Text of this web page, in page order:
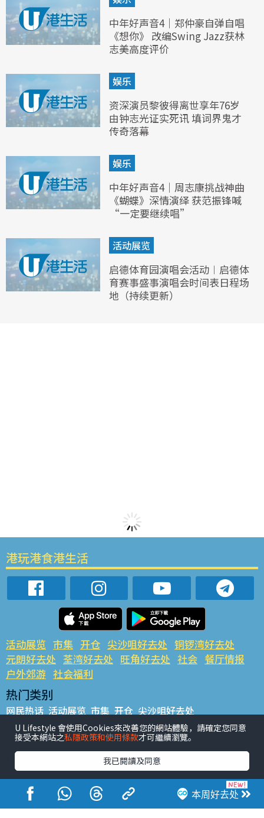
中年好声音4｜郑仲豪自弹自唱
《想你》 改编Swing Jazz获林
志美高度评价
娱乐
资深演员黎彼得离世享年76岁
由钟志光证实死讯 填词界鬼才
传奇落幕
娱乐
中年好声音4｜周志康挑战神曲
《蝴蝶》深情演绎 获范振锋喊
“一定要继续唱”
活动展览
启德体育园演唱会活动︱启德体
育赛事盛事演唱会时间表日程场
地（持续更新）
本周好去处
港玩港食港生活
活动展览 市集 开仓 尖沙咀好去处 铜锣湾好去处
元朗好去处 荃湾好去处 旺角好去处 社会 餐厅情报
户外郊游 社会福利
热门类别
网民热话 活动展览 市集 开仓 尖沙咀好去处
铜锣湾好去处 元朗好去处 荃湾好去处 旺角好去处 社会
餐厅情报 户外郊游
热门标签
#UGO揾好去处 #人气活动推介 #美食社群热话
#亲子玩乐好去处
#ULifestyle应用程式
#限时抢
#UJetso礼物放送
#ULifestyle商户中心 #著数 #网络热话
U Lifestyle 會使用Cookies來改善您的網站體驗，請確定您同意
接受本網站之私隱政策和使用條款才可繼續瀏覽。
我已閱讀及同意